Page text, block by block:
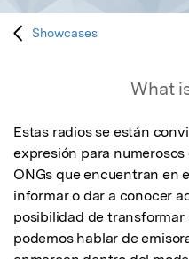
Showcases
What
Estas radios se están
expresión para
ONGs que encuentran en
informar o dar a conocer
posibilidad de transformar
podemos hablar de